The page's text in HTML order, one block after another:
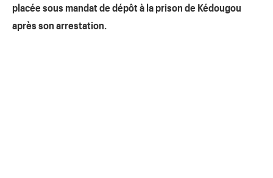
placée sous mandat de dépôt à la prison de Kédougou
après son arrestation.